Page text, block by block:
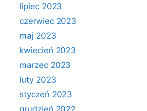
lipiec 2023
czerwiec 2023
maj 2023
kwiecień 2023
marzec 2023
luty 2023
styczeń 2023
grudzień 2022